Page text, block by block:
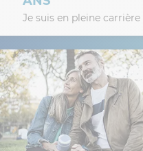
Je suis en pleine carrière